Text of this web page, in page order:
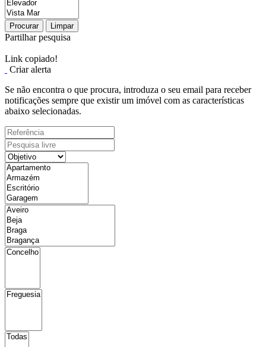
Procurar Limpar
Partilhar pesquisa
Link copiado!
Criar alerta
Se não encontra o que procura, introduza o seu email para receber
notificações sempre que existir um imóvel com as características
abaixo selecionadas.